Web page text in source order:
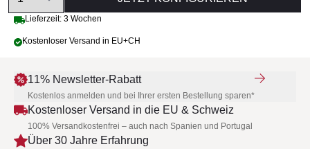
Lieferzeit: 3 Wochen
Kostenloser Versand in EU+CH
11% Newsletter-Rabatt
Kostenlos anmelden und bei Ihrer ersten Bestellung sparen*
Kostenloser Versand in die EU & Schweiz
100% Versandkostenfrei – auch nach Spanien und Portugal
Über 30 Jahre Erfahrung